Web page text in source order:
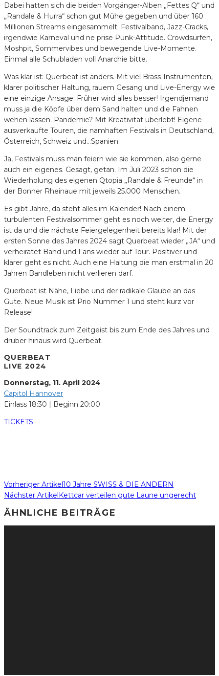
Dabei hatten sich die beiden Vorgänger-Alben „Fettes Q“ und
„Randale & Hurra“ schon gut Mühe gegeben und über 160
Millionen Streams eingesammelt. Festivalband, Jazz-Cracks,
irgendwie Karneval und ne prise Punk-Attitude. Crowdsurfen,
Moshpit, Sommervibes und bewegende Live-Momente.
Einmal alle Schubladen voll Anarchie bitte.
Was klar ist: Querbeat ist anders. Mit viel Brass-Instrumenten,
klarer politischer Haltung, rauem Gesang und Live-Energy wie
eine einzige Ansage: Früher wird alles besser! Irgendjemand
muss ja die Köpfe über dem Sand halten und die Fahnen
wehen lassen. Pandemie? Mit Kreativität überlebt! Eigene
ausverkaufte Touren, die namhaften Festivals in Deutschland,
Österreich, Schweiz und…Spanien.
Ja, Festivals muss man feiern wie sie kommen, also gerne
auch ein eigenes. Gesagt, getan. Im Juli 2023 schon die
Wiederholung des eigenen Qtopia „Randale & Freunde“ in
der Bonner Rheinaue mit jeweils 25.000 Menschen.
Es gibt Jahre, da steht alles im Kalender! Nach einem
turbulenten Festivalsommer geht es noch weiter, die Energy
ist da und die nächste Feiergelegenheit bereits klar! Mit der
ersten Sonne des Jahres 2024 sagt Querbeat wieder „JA“ und
verheiratet Band und Fans wieder auf Tour. Positiver und
klarer geht es nicht. Auch eine Haltung die man erstmal in 20
Jahren Bandleben nicht verlieren darf.
Querbeat ist Nähe, Liebe und der radikale Glaube an das
Gute. Neue Musik ist Prio Nummer 1 und steht kurz vor
Release!
Der Soundtrack zum Zeitgeist bis zum Ende des Jahres und
drüber hinaus wird Querbeat.
QUERBEAT
LIVE 2024
Donnerstag, 11. April 2024
Capitol Hannover
Einlass 18:30 | Beginn 20:00
TICKETS
Vorheriger Artikel10 Jahre SWISS & DIE ANDERN
Nächster ArtikelKettcar verteilen gute Laune ungerecht
ÄHNLICHE BEITRÄGE